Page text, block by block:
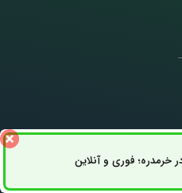
خرمدره؛ فوری و آنلاینثبت سفارش